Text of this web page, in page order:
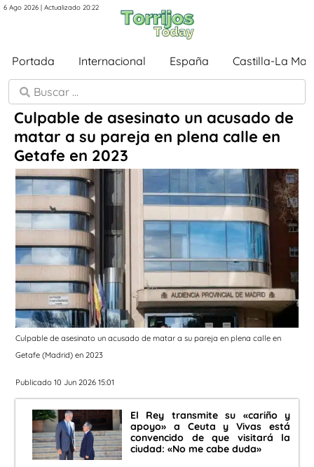
6 Ago 2026 | Actualizado 20:22
Portada Internacional España Castilla-La
Culpable de asesinato un acusado de
matar a su pareja en plena calle en
Getafe en 2023
Culpable de asesinato un acusado de matar a su pareja en plena calle en
Getafe (Madrid) en 2023
Publicado 10 Jun 2026 15:01
El Rey transmite su «cariño y
apoyo» a Ceuta y Vivas está
convencido de que visitará la
ciudad: «No me cabe duda»